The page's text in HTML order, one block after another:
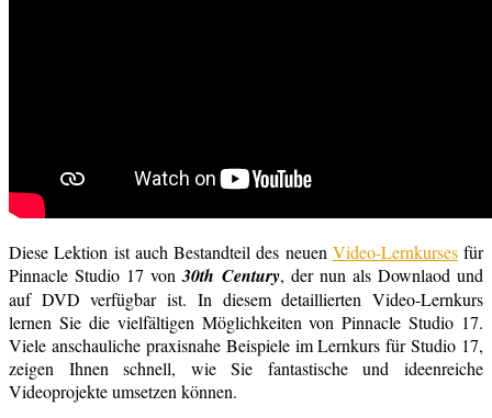
Diese Lektion ist auch Bestandteil des neuen Video-Lernkursesfür
Pinnacle Studio 17 von30th Century, der nun als Downlaod und
auf DVD verfügbar ist. In diesem detaillierten Video-Lernkurs
lernen Sie die vielfältigen Möglichkeiten von Pinnacle Studio 17.
Viele anschauliche praxisnahe Beispiele im Lernkurs für Studio 17,
zeigen Ihnen schnell, wie Sie fantastische und ideenreiche
Videoprojekte umsetzen können.